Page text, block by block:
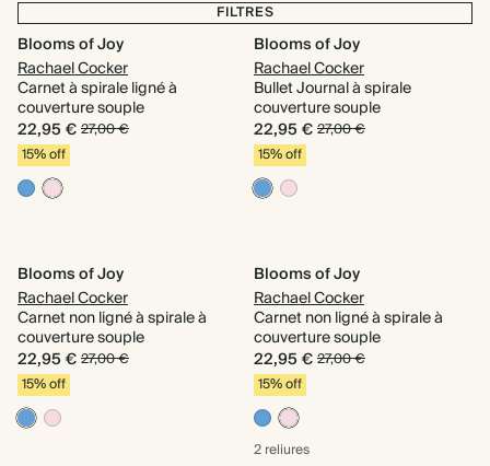
FILTRES
Blooms of Joy
Rachael Cocker
Carnet à spirale ligné à
couverture souple
22,95 €27,00 €
15% off
Blooms of Joy
Rachael Cocker
Bullet Journal à spirale
couverture souple
22,95 €27,00 €
15% off
Blooms of Joy
Rachael Cocker
Carnet non ligné à spirale à
couverture souple
22,95 €27,00 €
15% off
Blooms of Joy
Rachael Cocker
Carnet non ligné à spirale à
couverture souple
22,95 €27,00 €
15% off
2 reliures